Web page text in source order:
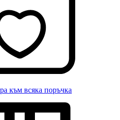
към всяка поръчка